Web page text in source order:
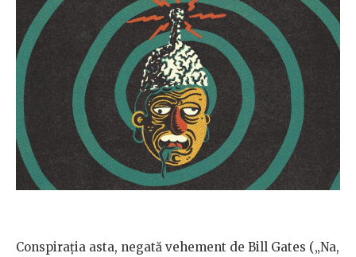
Conspirația asta, negată vehement de Bill Gates („Na,